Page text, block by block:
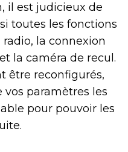
il est judicieux de
toutes les fonctions
la connexion
la caméra de recul.
être reconfigurés,
paramètres les
pour pouvoir les